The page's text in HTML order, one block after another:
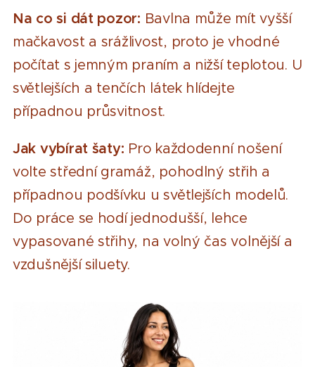
Na co si dát pozor: Bavlna může mít vyšší
mačkavost a srážlivost, proto je vhodné
počítat s jemným praním a nižší teplotou. U
světlejších a tenčích látek hlídejte
případnou průsvitnost.
Jak vybírat šaty: Pro každodenní nošení
volte střední gramáž, pohodlný střih a
případnou podšívku u světlejších modelů.
Do práce se hodí jednodušší, lehce
vypasované střihy, na volný čas volnější a
vzdušnější siluety.